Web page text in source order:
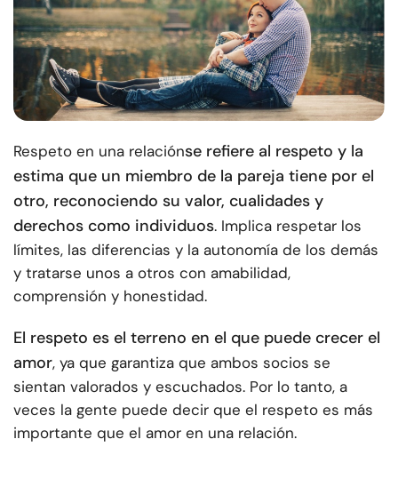
Respeto en una relaciónse refiere al respeto y la
estima que un miembro de la pareja tiene por el
otro, reconociendo su valor, cualidades y
derechos como individuos. Implica respetar los
límites, las diferencias y la autonomía de los demás
y tratarse unos a otros con amabilidad,
comprensión y honestidad.
El respeto es el terreno en el que puede crecer el
amor, ya que garantiza que ambos socios se
sientan valorados y escuchados. Por lo tanto, a
veces la gente puede decir que el respeto es más
importante que el amor en una relación.